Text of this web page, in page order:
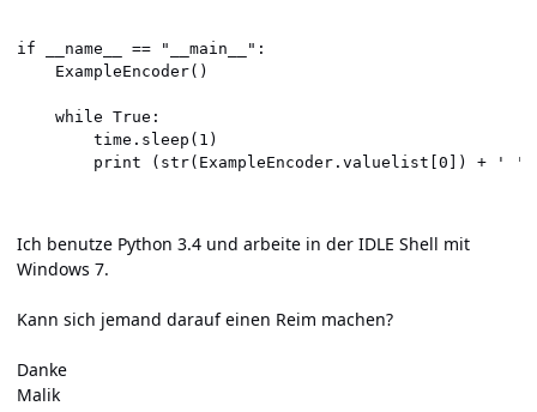
if __name__ == "__main__":
ExampleEncoder()
while True:
time.sleep(1)
Ich benutze Python 3.4 und arbeite in der IDLE Shell mit
Windows 7.
Kann sich jemand darauf einen Reim machen?
Danke
Malik